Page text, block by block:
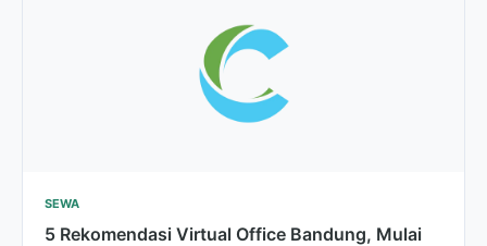
SEWA
5 Rekomendasi Virtual Office Bandung, Mulai